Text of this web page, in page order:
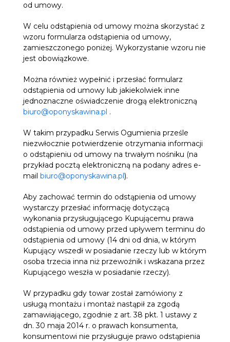
od umowy.
W celu odstąpienia od umowy można skorzystać z
wzoru formularza odstąpienia od umowy,
zamieszczonego poniżej. Wykorzystanie wzoru nie
jest obowiązkowe.
Można również wypełnić i przesłać formularz
odstąpienia od umowy lub jakiekolwiek inne
jednoznaczne oświadczenie drogą elektroniczną
biuro@oponyskawina.pl .
W takim przypadku Serwis Ogumienia prześle
niezwłocznie potwierdzenie otrzymania informacji
o odstąpieniu od umowy na trwałym nośniku (na
przykład pocztą elektroniczną na podany adres e-
mail biuro@oponyskawina.pl).
Aby zachować termin do odstąpienia od umowy
wystarczy przesłać informację dotyczącą
wykonania przysługującego Kupującemu prawa
odstąpienia od umowy przed upływem terminu do
odstąpienia od umowy (14 dni od dnia, w którym
Kupujący wszedł w posiadanie rzeczy lub w którym
osoba trzecia inna niż przewoźnik i wskazana przez
Kupującego weszła w posiadanie rzeczy).
W przypadku gdy towar został zamówiony z
usługą montażu i montaż nastąpił za zgodą
zamawiającego, zgodnie z art. 38 pkt. 1 ustawy z
dn. 30 maja 2014 r. o prawach konsumenta,
konsumentowi nie przysługuje prawo odstąpienia